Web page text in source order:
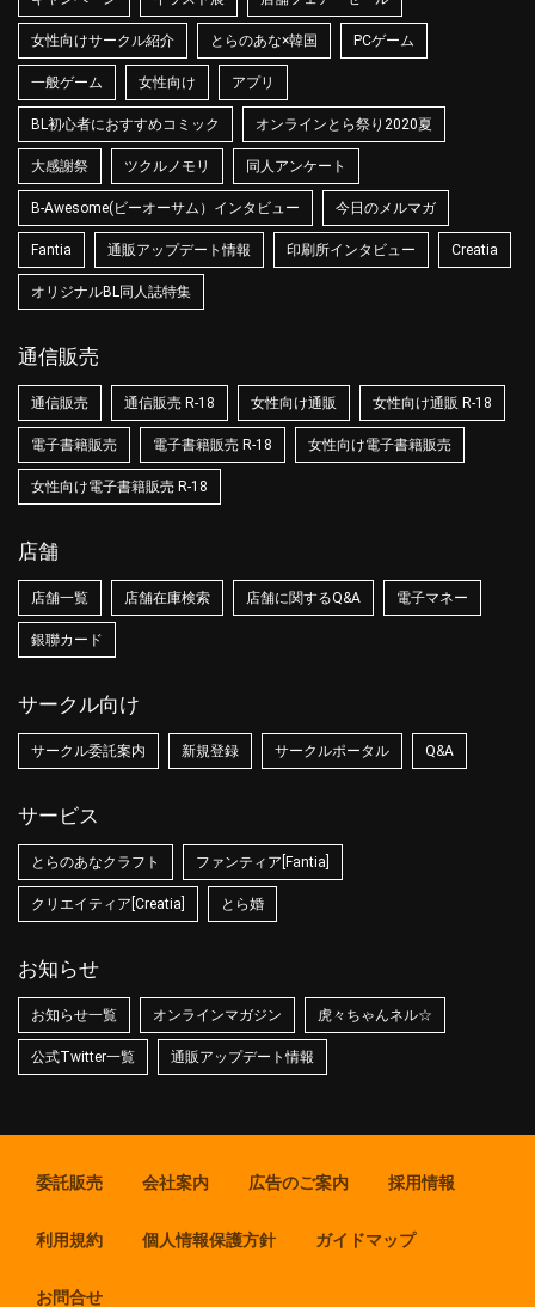
女性向けサークル紹介 とらのあな×韓国 PCゲーム
一般ゲーム 女性向け アプリ
BL初心者におすすめコミック オンラインとら祭り2020夏
大感謝祭 ツクルノモリ 同人アンケート
B-Awesome(ビーオーサム）インタビュー 今日のメルマガ
Fantia 通販アップデート情報 印刷所インタビュー Creatia
オリジナルBL同人誌特集
通信販売
通信販売 通信販売 R-18 女性向け通販 女性向け通販 R-18
電子書籍販売 電子書籍販売 R-18 女性向け電子書籍販売
女性向け電子書籍販売 R-18
店舗
店舗一覧 店舗在庫検索 店舗に関するQ&A 電子マネー
銀聯カード
サークル向け
サークル委託案内 新規登録 サークルポータル Q&A
サービス
とらのあなクラフト ファンティア[Fantia]
クリエイティア[Creatia] とら婚
お知らせ
お知らせ一覧 オンラインマガジン 虎々ちゃんネル☆
公式Twitter一覧 通販アップデート情報
委託販売 会社案内 広告のご案内 採用情報
利用規約 個人情報保護方針 ガイドマップ
お問合せ